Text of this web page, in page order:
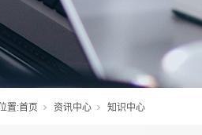
置:首页 资讯中心 知识中心